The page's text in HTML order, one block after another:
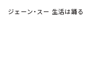
ジェーン・スー 生活は踊る